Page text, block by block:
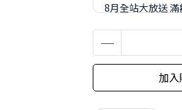
8月全站大放送
8月全站大放送
加